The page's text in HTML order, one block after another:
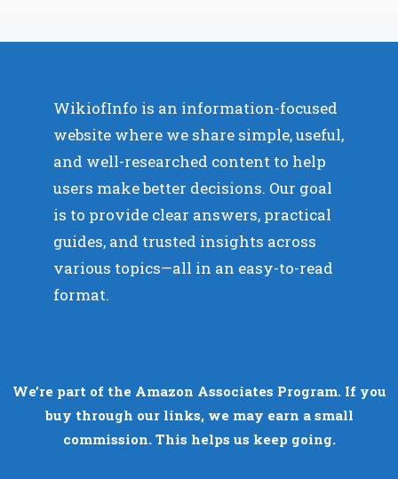
WikiofInfo is an information-focused
website where we share simple, useful,
and well-researched content to help
users make better decisions. Our goal
is to provide clear answers, practical
guides, and trusted insights across
various topics—all in an easy-to-read
format.
We’re part of the Amazon Associates Program. If you
buy through our links, we may earn a small
commission. This helps us keep going.